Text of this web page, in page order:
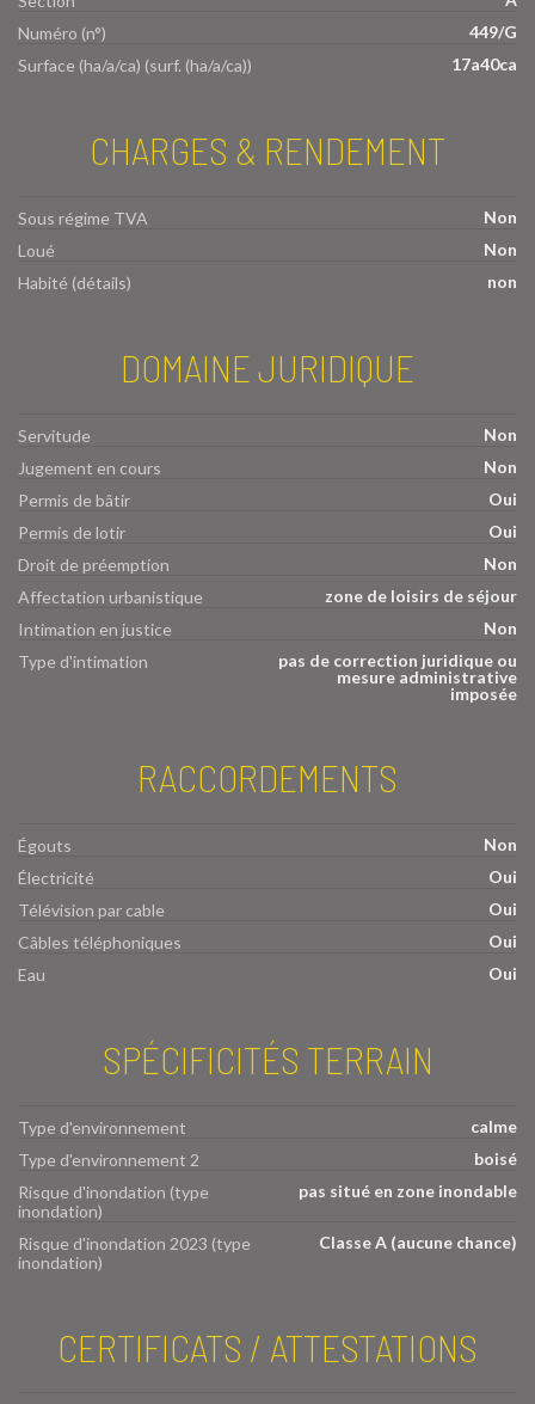
Numéro (n°)
449/G
Surface (ha/a/ca) (surf. (ha/a/ca))
17a40ca
CHARGES & RENDEMENT
Sous régime TVA
Non
Loué
Non
Habité (détails)
non
DOMAINE JURIDIQUE
Servitude
Non
Jugement en cours
Non
Permis de bâtir
Oui
Permis de lotir
Oui
Droit de préemption
Non
Affectation urbanistique
zone de loisirs de séjour
Intimation en justice
Non
Type d'intimation
pas de correction juridique ou
mesure administrative
imposée
RACCORDEMENTS
Égouts
Non
Électricité
Oui
Télévision par cable
Oui
Câbles téléphoniques
Oui
Eau
Oui
SPÉCIFICITÉS TERRAIN
Type d'environnement
calme
Type d'environnement 2
boisé
Risque d'inondation (type
inondation)
pas situé en zone inondable
Risque d'inondation 2023 (type
inondation)
Classe A (aucune chance)
CERTIFICATS / ATTESTATIONS